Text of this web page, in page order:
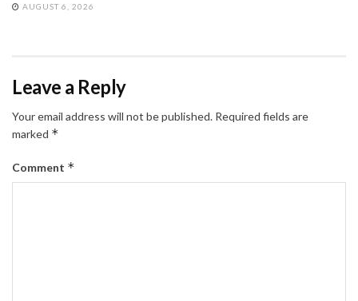
AUGUST 6, 2026
Leave a Reply
Your email address will not be published. Required fields are
marked *
Comment *